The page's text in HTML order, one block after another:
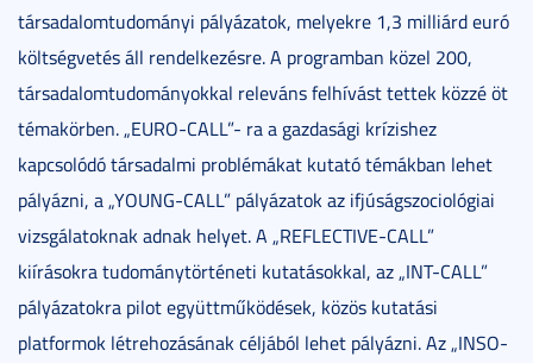
társadalomtudományi pályázatok, melyekre 1,3 milliárd euró
költségvetés áll rendelkezésre. A programban közel 200,
társadalomtudományokkal releváns felhívást tettek közzé öt
témakörben. „EURO-CALL”- ra a gazdasági krízishez
kapcsolódó társadalmi problémákat kutató témákban lehet
pályázni, a „YOUNG-CALL” pályázatok az ifjúságszociológiai
vizsgálatoknak adnak helyet. A „REFLECTIVE-CALL”
kiírásokra tudománytörténeti kutatásokkal, az „INT-CALL”
pályázatokra pilot együttműködések, közös kutatási
platformok létrehozásának céljából lehet pályázni. Az „INSO-